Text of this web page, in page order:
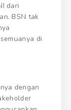
dari
BSN tak
di
dengan